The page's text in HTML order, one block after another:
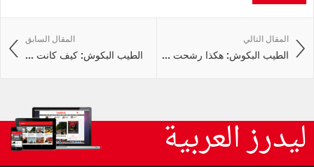
المقال السابق
الطيب البكوش: كيف كانت ...
المقال التالي
الطيب البكوش: هكذا رشحت ...
ليدرز العربية